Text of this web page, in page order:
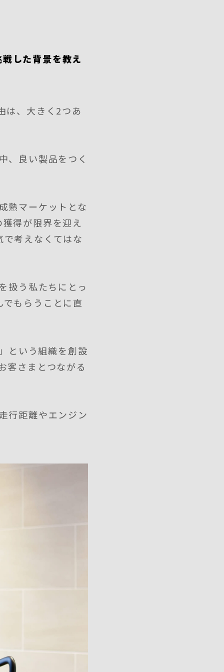
した背景を教え
は、大きく2つあ
、良い製品をつく
熟マーケットとな
得が限界を迎え
考えなくてはな
扱う私たちにとっ
もらうことに直
という組織を創設
さまとつながる
距離やエンジン